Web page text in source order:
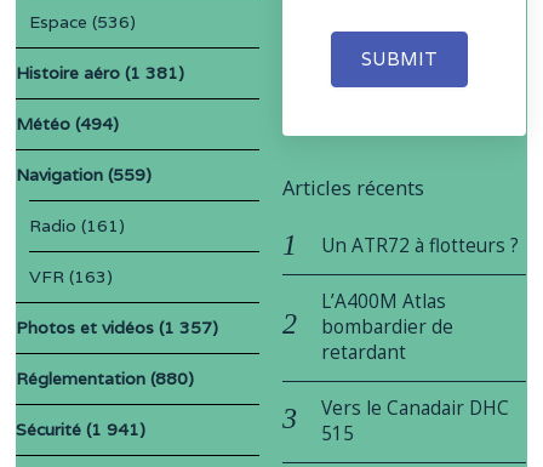
SUBMIT
Espace (536)
Histoire aéro (1 381)
Météo (494)
Navigation (559)
Radio (161)
VFR (163)
Photos et vidéos (1 357)
Réglementation (880)
Sécurité (1 941)
Articles récents
Un ATR72 à flotteurs ?
L’A400M Atlas
bombardier de
retardant
Vers le Canadair DHC
515